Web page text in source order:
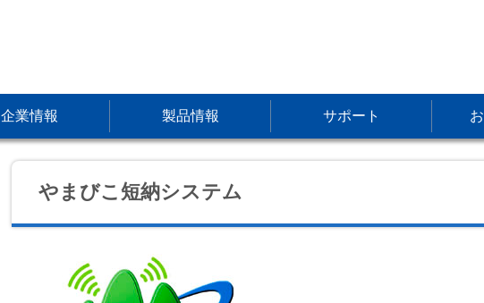
企業情報 製品情報 サポート
やまびこ短納システム